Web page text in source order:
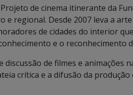
de cinema itinerante da
e regional. Desde 2007 leva a
de cidades do interior
e o reconhecimento
discussão de filmes e animações
crítica e a difusão da produção